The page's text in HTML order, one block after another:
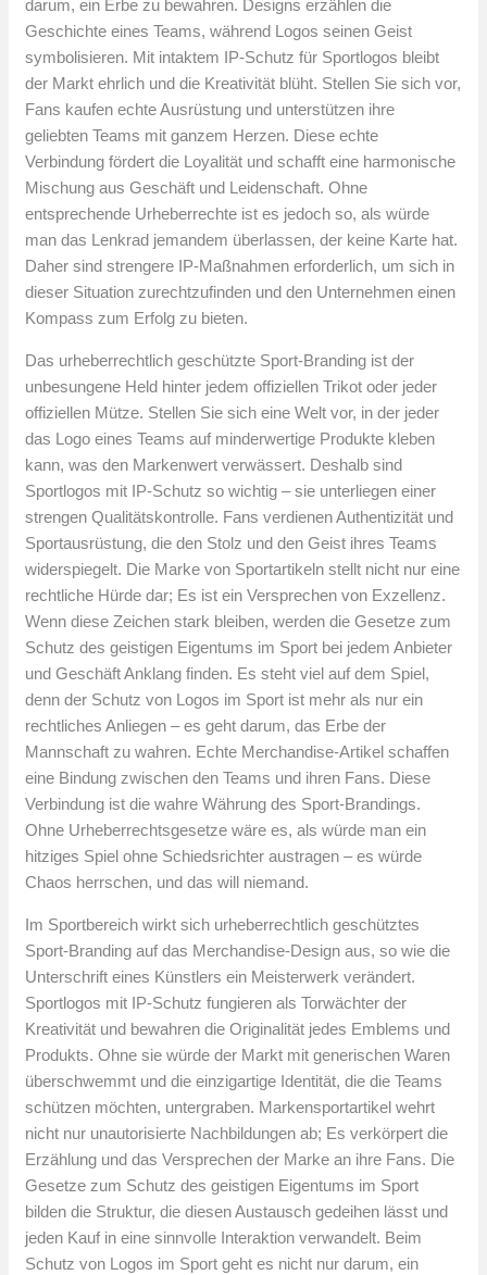
darum, ein Erbe zu bewahren. Designs erzählen die
Geschichte eines Teams, während Logos seinen Geist
symbolisieren. Mit intaktem IP-Schutz für Sportlogos bleibt
der Markt ehrlich und die Kreativität blüht. Stellen Sie sich vor,
Fans kaufen echte Ausrüstung und unterstützen ihre
geliebten Teams mit ganzem Herzen. Diese echte
Verbindung fördert die Loyalität und schafft eine harmonische
Mischung aus Geschäft und Leidenschaft. Ohne
entsprechende Urheberrechte ist es jedoch so, als würde
man das Lenkrad jemandem überlassen, der keine Karte hat.
Daher sind strengere IP-Maßnahmen erforderlich, um sich in
dieser Situation zurechtzufinden und den Unternehmen einen
Kompass zum Erfolg zu bieten.
Das urheberrechtlich geschützte Sport-Branding ist der
unbesungene Held hinter jedem offiziellen Trikot oder jeder
offiziellen Mütze. Stellen Sie sich eine Welt vor, in der jeder
das Logo eines Teams auf minderwertige Produkte kleben
kann, was den Markenwert verwässert. Deshalb sind
Sportlogos mit IP-Schutz so wichtig – sie unterliegen einer
strengen Qualitätskontrolle. Fans verdienen Authentizität und
Sportausrüstung, die den Stolz und den Geist ihres Teams
widerspiegelt. Die Marke von Sportartikeln stellt nicht nur eine
rechtliche Hürde dar; Es ist ein Versprechen von Exzellenz.
Wenn diese Zeichen stark bleiben, werden die Gesetze zum
Schutz des geistigen Eigentums im Sport bei jedem Anbieter
und Geschäft Anklang finden. Es steht viel auf dem Spiel,
denn der Schutz von Logos im Sport ist mehr als nur ein
rechtliches Anliegen – es geht darum, das Erbe der
Mannschaft zu wahren. Echte Merchandise-Artikel schaffen
eine Bindung zwischen den Teams und ihren Fans. Diese
Verbindung ist die wahre Währung des Sport-Brandings.
Ohne Urheberrechtsgesetze wäre es, als würde man ein
hitziges Spiel ohne Schiedsrichter austragen – es würde
Chaos herrschen, und das will niemand.
Im Sportbereich wirkt sich urheberrechtlich geschütztes
Sport-Branding auf das Merchandise-Design aus, so wie die
Unterschrift eines Künstlers ein Meisterwerk verändert.
Sportlogos mit IP-Schutz fungieren als Torwächter der
Kreativität und bewahren die Originalität jedes Emblems und
Produkts. Ohne sie würde der Markt mit generischen Waren
überschwemmt und die einzigartige Identität, die die Teams
schützen möchten, untergraben. Markensportartikel wehrt
nicht nur unautorisierte Nachbildungen ab; Es verkörpert die
Erzählung und das Versprechen der Marke an ihre Fans. Die
Gesetze zum Schutz des geistigen Eigentums im Sport
bilden die Struktur, die diesen Austausch gedeihen lässt und
jeden Kauf in eine sinnvolle Interaktion verwandelt. Beim
Schutz von Logos im Sport geht es nicht nur darum, ein